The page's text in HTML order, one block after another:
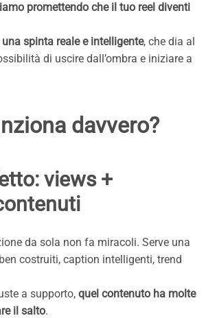
promettendo che il tuo reel diventi
una spinta reale e intelligente, che dia al
di uscire dall’ombra e iniziare a
davvero?
views +
da sola non fa miracoli. Serve una
costruiti, caption intelligenti, trend
a supporto, quel contenuto ha molte
il salto.